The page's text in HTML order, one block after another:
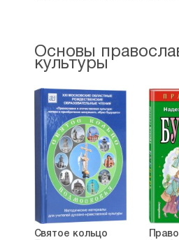
Основы
культуры
Святое кольцо